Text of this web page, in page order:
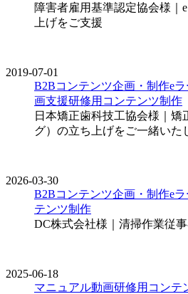
障害者雇用基準認定協会様｜
上げをご支援
2019-07-01
B2Bコンテンツ企画・制作e
画支援研修用コンテンツ制作
日本矯正歯科技工協会様｜矯
グ）の立ち上げをご一緒いた
2026-03-30
B2Bコンテンツ企画・制作e
テンツ制作
DC株式会社様｜清掃作業従
2025-06-18
マニュアル動画研修用コンテ